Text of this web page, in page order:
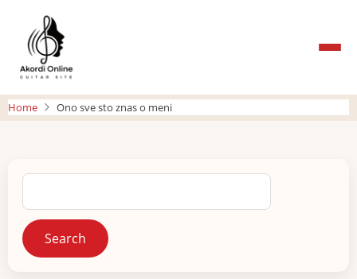
main
content
Home Ono sve sto znas o meni
Search